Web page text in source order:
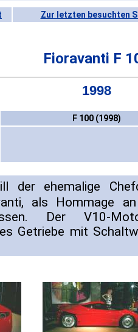
Zur letzten besuchten
Fioravanti F
1998
F 100 (1998)
der ehemalige
als Hommage
Der V10-
Getriebe mit